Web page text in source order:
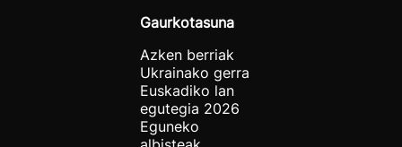
Gaurkotasuna
Azken berriak
Ukrainako gerra
Euskadiko lan
egutegia 2026
Eguneko